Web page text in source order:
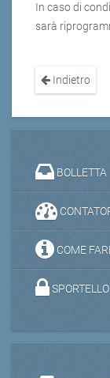
In caso di
sarà
Indietro
BOLLETTA
COME